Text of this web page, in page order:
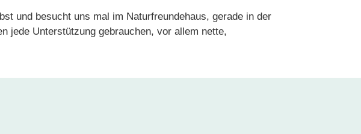
und besucht uns mal im Naturfreundehaus, gerade in der
jede Unterstützung gebrauchen, vor allem nette,